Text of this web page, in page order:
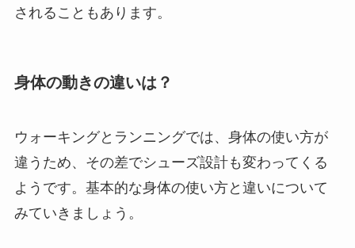
されることもあります。
身体の動きの違いは？
ウォーキングとランニングでは、身体の使い方が
違うため、その差でシューズ設計も変わってくる
ようです。基本的な身体の使い方と違いについて
みていきましょう。